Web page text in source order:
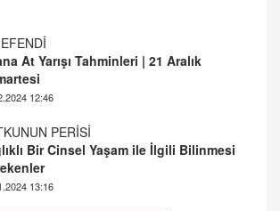
PERİSİ
Bir Cinsel Yaşam ile İlgili Bilinmesi
13:16
ÖNALAN
Onaylanmasaydı…
2021 Salı 00:11